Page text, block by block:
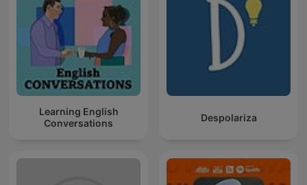
Learning English
Conversations
Despolariza